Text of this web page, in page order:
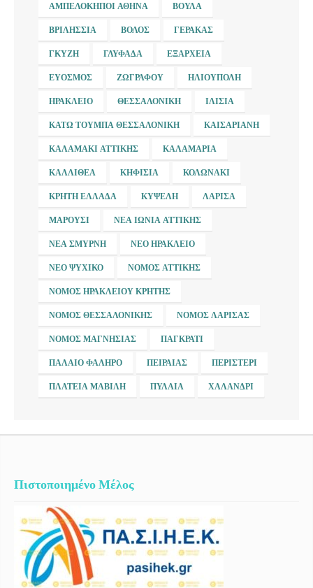
ΑΜΠΕΛΌΚΗΠΟΙ ΑΘΉΝΑ ΒΟΎΛΑ
ΒΡΙΛΉΣΣΙΑ ΒΌΛΟΣ ΓΈΡΑΚΑΣ
ΓΚΎΖΗ ΓΛΥΦΆΔΑ ΕΞΆΡΧΕΙΑ
ΕΎΟΣΜΟΣ ΖΩΓΡΆΦΟΥ ΗΛΙΟΎΠΟΛΗ
ΗΡΆΚΛΕΙΟ ΘΕΣΣΑΛΟΝΊΚΗ ΙΛΊΣΙΑ
ΚΆΤΩ ΤΟΎΜΠΑ ΘΕΣΣΑΛΟΝΊΚΗ ΚΑΙΣΑΡΙΑΝΉ
ΚΑΛΑΜΆΚΙ ΑΤΤΙΚΉΣ ΚΑΛΑΜΑΡΙΆ
ΚΑΛΛΙΘΈΑ ΚΗΦΙΣΙΆ ΚΟΛΩΝΆΚΙ
ΚΡΉΤΗ ΕΛΛΆΔΑ ΚΥΨΈΛΗ ΛΆΡΙΣΑ
ΜΑΡΟΎΣΙ ΝΈΑ ΙΩΝΊΑ ΑΤΤΙΚΉΣ
ΝΈΑ ΣΜΎΡΝΗ ΝΈΟ ΗΡΆΚΛΕΙΟ
ΝΈΟ ΨΥΧΙΚΌ ΝΟΜΌΣ ΑΤΤΙΚΉΣ
ΝΟΜΌΣ ΗΡΑΚΛΕΊΟΥ ΚΡΉΤΗΣ
ΝΟΜΌΣ ΘΕΣΣΑΛΟΝΊΚΗΣ ΝΟΜΌΣ ΛΆΡΙΣΑΣ
ΝΟΜΌΣ ΜΑΓΝΗΣΊΑΣ ΠΑΓΚΡΆΤΙ
ΠΑΛΑΙΌ ΦΆΛΗΡΟ ΠΕΙΡΑΙΆΣ ΠΕΡΙΣΤΈΡΙ
ΠΛΑΤΕΊΑ ΜΑΒΊΛΗ ΠΥΛΑΊΑ ΧΑΛΆΝΔΡΙ
Πιστοποιημένο Μέλος